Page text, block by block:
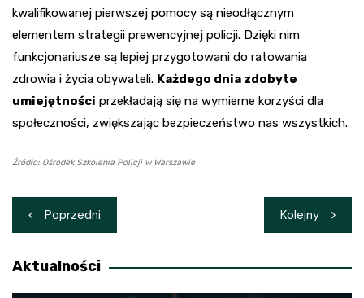
kwalifikowanej pierwszej pomocy są nieodłącznym
elementem strategii prewencyjnej policji. Dzięki nim
funkcjonariusze są lepiej przygotowani do ratowania
zdrowia i życia obywateli. Każdego dnia zdobyte
umiejętności przekładają się na wymierne korzyści dla
społeczności, zwiększając bezpieczeństwo nas wszystkich.
Źródło: Ośrodek Szkolenia Policji w Warszawie
Nawigacja
wpisu
Poprzedni Kolejny
Aktualności